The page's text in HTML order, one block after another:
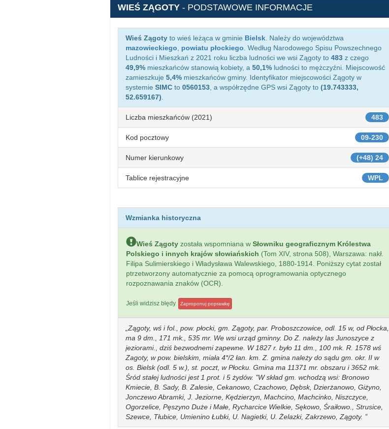
WIEŚ ZĄGOTY - PODSTAWOWE INFORMACJE
Wieś Zągoty to wieś leżąca w gminie Bielsk . Należy do województwa
mazowieckiego
powiatu płockiego . Według Narodowego Spisu Powszechnego
Ludności i Mieszkań z 2021 roku liczba ludności we wsi Zągoty to 483 z czego
49,9% mieszkańców stanowią kobiety, a 50,1% ludności to mężczyźni. Miejscowość
zamieszkuje 5,4% mieszkańców gminy. Identyfikator miejscowości Zągoty w
systemie SIMC to 0560153 , a współrzędne GPS wsi Zągoty to (19.743333,
52.659167)
483
Liczba mieszkańców (2021)
09-230
Kod pocztowy
(+48) 24
Numer kierunkowy
WPL
Tablice rejestracyjne
Wzmianka historyczna
Wieś Zągoty została wspomniana w Słowniku geograficznym Królestwa
Polskiego i innych krajów słowiańskich (Tom XIV, strona 508), Warszawa: nakł.
Filipa Sulimierskiego i Władysława Walewskiego, 1880-1914. Poniższy cytat został
ptrzetworzony automatycznie za pomocą oprogramowania optycznego
rozpoznawania znaków (OCR).
Jeśli widzisz błędy Zaproponuj poprawkę
Zągoty, wś i fol., pow. płocki, gm. Zągoty, par. Proboszczowice, odl. 15 w, od Płocka,
ma 9 dm., 171 mk., 535 mr. We wsi urząd gminny. Do Z. należy las Junoszyce z
jeziorami., dziś bezwodnemi zapewne. W 1827 r. było 11 dm., 100 mk. R. 1578 wś
Zagoty, w pow. bielskim, miała 4*/2 łan. km. Z. gmina należy do sądu gm. okr. II w
os. Bielsk (odl. 5 w.), st. poczt, w Płocku. Gmina ma 11371 mr. obszaru i 3652 mk.
Śród stałej ludności jest 1 prot. i 5 żydów. "W skład gm. wchodzą wsi: Bronowo
Kmiecie, B. Sady, B. Zalesie, Cekanowo, Czachowo, Dębsk, Dzierżanowo, Giżyno,
Jonczewo Abramki, J. Jeziorne, Kędzierzyn, Machcino, Machcinko, Niszczyce,
Ogorzelice, Pęszyno Duże i Małe, Rycharcice Wielkie, Sękowo, Śraiłowo., Strusice,
Szewce, Tłubice, Umienino Łubki, U. Nagietki, U. Żelazki, Zakrzewo, Zągoty.